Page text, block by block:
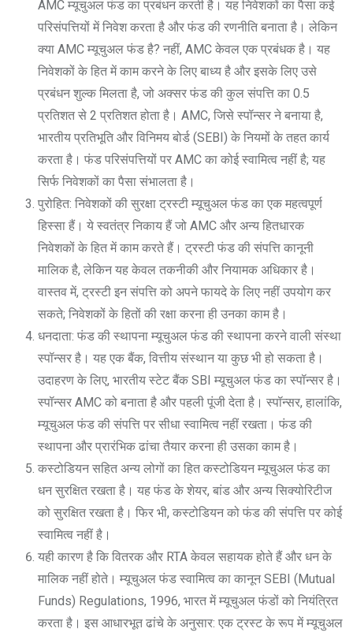
AMC म्यूचुअल फंड का प्रबंधन करती है। यह निवेशकों का पैसा कई
परिसंपत्तियों में निवेश करता है और फंड की रणनीति बनाता है। लेकिन
क्या AMC म्यूचुअल फंड है? नहीं, AMC केवल एक प्रबंधक है। यह
निवेशकों के हित में काम करने के लिए बाध्य है और इसके लिए उसे
प्रबंधन शुल्क मिलता है, जो अक्सर फंड की कुल संपत्ति का 0.5
प्रतिशत से 2 प्रतिशत होता है। AMC, जिसे स्पॉन्सर ने बनाया है,
भारतीय प्रतिभूति और विनिमय बोर्ड (SEBI) के नियमों के तहत कार्य
करता है। फंड परिसंपत्तियों पर AMC का कोई स्वामित्व नहीं है; यह
सिर्फ निवेशकों का पैसा संभालता है।
पुरोहित: निवेशकों की सुरक्षा ट्रस्टी म्यूचुअल फंड का एक महत्वपूर्ण
हिस्सा हैं। ये स्वतंत्र निकाय हैं जो AMC और अन्य हितधारक
निवेशकों के हित में काम करते हैं। ट्रस्टी फंड की संपत्ति कानूनी
मालिक है, लेकिन यह केवल तकनीकी और नियामक अधिकार है।
वास्तव में, ट्रस्टी इन संपत्ति को अपने फायदे के लिए नहीं उपयोग कर
सकते; निवेशकों के हितों की रक्षा करना ही उनका काम है।
धनदाता: फंड की स्थापना म्यूचुअल फंड की स्थापना करने वाली संस्था
स्पॉन्सर है। यह एक बैंक, वित्तीय संस्थान या कुछ भी हो सकता है।
उदाहरण के लिए, भारतीय स्टेट बैंक SBI म्यूचुअल फंड का स्पॉन्सर है।
स्पॉन्सर AMC को बनाता है और पहली पूंजी देता है। स्पॉन्सर, हालांकि,
म्यूचुअल फंड की संपत्ति पर सीधा स्वामित्व नहीं रखता। फंड की
स्थापना और प्रारंभिक ढांचा तैयार करना ही उसका काम है।
कस्टोडियन सहित अन्य लोगों का हित कस्टोडियन म्यूचुअल फंड का
धन सुरक्षित रखता है। यह फंड के शेयर, बांड और अन्य सिक्योरिटीज
को सुरक्षित रखता है। फिर भी, कस्टोडियन को फंड की संपत्ति पर कोई
स्वामित्व नहीं है।
यही कारण है कि वितरक और RTA केवल सहायक होते हैं और धन के
मालिक नहीं होते। म्यूचुअल फंड स्वामित्व का कानून SEBI (Mutual
Funds) Regulations, 1996, भारत में म्यूचुअल फंडों को नियंत्रित
करता है। इस आधारभूत ढांचे के अनुसार: एक ट्रस्ट के रूप में म्यूचुअल